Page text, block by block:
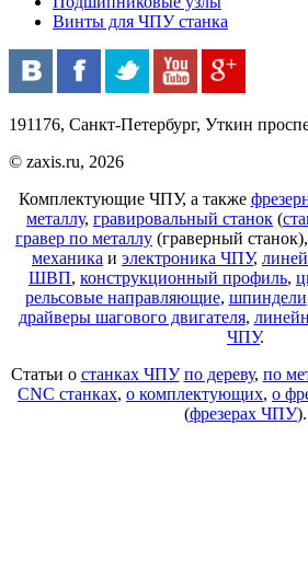
Винты для ЧПУ станка
191176, Санкт-Петербург, Уткин
© zaxis.ru, 2026
Комплектующие ЧПУ, а также
металлу, гравировальный станок (
гравер по металлу (граверный станок),
механика и электроника ЧПУ,
ШВП, конструкционный профиль,
рельсовые направляющие, шпиндели
драйверы шагового двигателя,
ЧПУ.
Статьи о станках ЧПУ по дереву, по
CNC станках, о комплектующих, о
(фрезерах ЧПУ).